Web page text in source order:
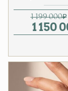
1 199 000₽
1 150